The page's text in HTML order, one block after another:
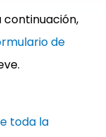
continuación,
de
toda la